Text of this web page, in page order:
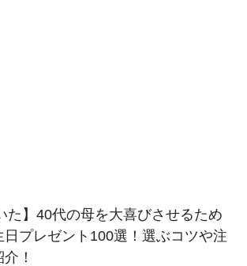
た】40代の母を大喜びさせるため
プレゼント100選！選ぶコツや注
！